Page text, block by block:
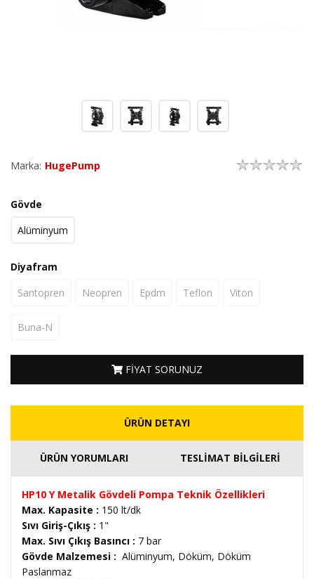
Marka: HugePump
Gövde
Alüminyum
Diyafram
Santopren
Neopren Epdm Teflon Viton
Buna-N
FİYAT SORUNUZ
ÜRÜN DETAYI
ÜRÜN YORUMLARI TESLİMAT BİLGİLERİ
HP10 Y Metalik Gövdeli Pompa Teknik Özellikleri
Max. Kapasite : 150 lt/dk
Sıvı Giriş-Çıkış : 1"
Max. Sıvı Çıkış Basıncı : 7 bar
Gövde Malzemesi : Alüminyum, Döküm, Döküm
Paslanmaz